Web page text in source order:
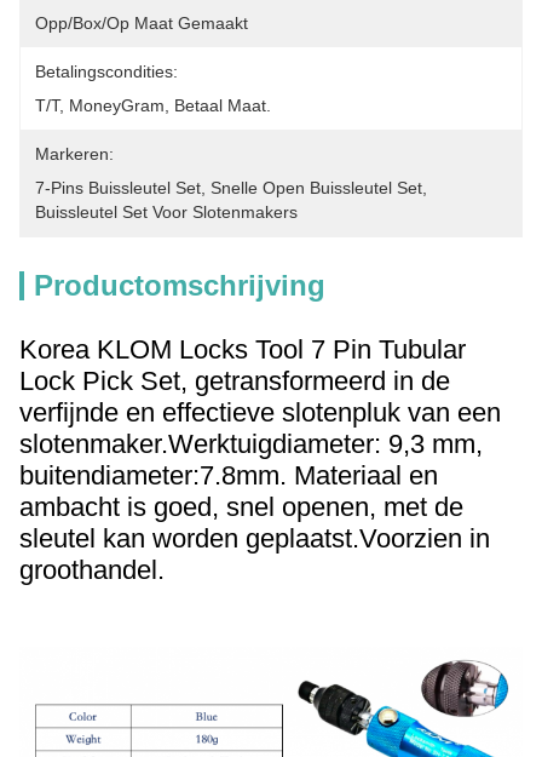
Opp/Box/op Maat Gemaakt
Betalingscondities:
T/T, MoneyGram, Betaal Maat.
Markeren:
7-Pins Buissleutel Set Snelle Open Buissleutel Set
Buissleutel Set Voor Slotenmakers
Productomschrijving
Korea KLOM Locks Tool 7 Pin Tubular
Lock Pick Set, getransformeerd in de
verfijnde en effectieve slotenpluk van een
slotenmaker.Werktuigdiameter: 9,3 mm,
buitendiameter:7.8mm. Materiaal en
ambacht is goed, snel openen, met de
sleutel kan worden geplaatst.Voorzien in
groothandel.